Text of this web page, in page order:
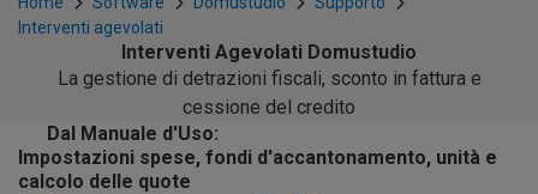
Interventi agevolati
Interventi Agevolati Domustudio
La gestione di detrazioni fiscali, sconto in fattura e
cessione del credito
Dal Manuale d'Uso:
Impostazioni spese, fondi d'accantonamento, unità e
calcolo delle quote